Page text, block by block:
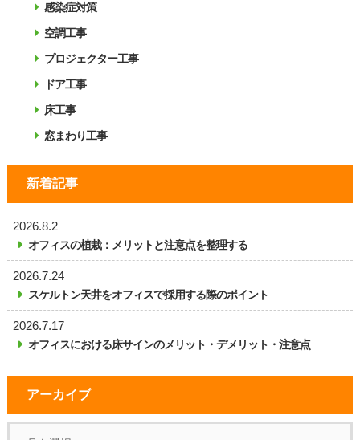
感染症対策
空調工事
プロジェクター工事
ドア工事
床工事
窓まわり工事
新着記事
2026.8.2
オフィスの植栽：メリットと注意点を整理する
2026.7.24
スケルトン天井をオフィスで採用する際のポイント
2026.7.17
オフィスにおける床サインのメリット・デメリット・注意点
アーカイブ